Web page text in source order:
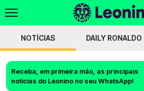
NOTÍCIAS DAILY RONALDO
Receba, em primeira mão, as principais
notícias do Leonino no seu WhatsApp!